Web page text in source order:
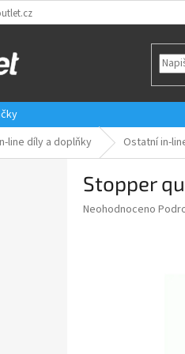
line díly a doplňky Ostatní in-
Stopper
Průměrné
Neohodnoceno